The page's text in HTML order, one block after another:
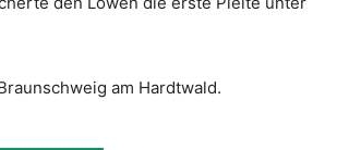
am Hardtwald.